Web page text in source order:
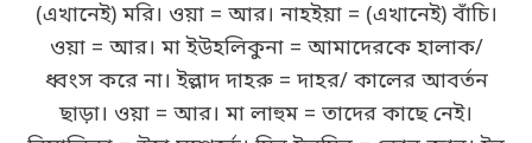
(এখানেই) মরি। ওয়া = আর। নাহইয়া = (এখানেই) বাঁচি।
ওয়া = আর। মা ইউহলিকুনা = আমাদেরকে হালাক/
ধ্বংস করে না। ইল্লাদ দাহরু = দাহর/ কালের আবর্তন
ছাড়া। ওয়া = আর। মা লাহুম = তাদের কাছে নেই।